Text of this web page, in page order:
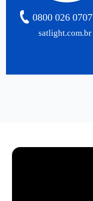
satlight.com.br
0800 026 0707